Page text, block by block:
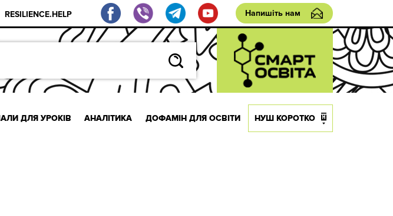
RESILIENCE.HELP Напишіть нам
ДЛЯ УРОКІВ АНАЛІТИКА ДОФАМІН ДЛЯ ОСВІТИ НУШ КОРОТКО